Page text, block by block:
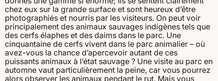
chez eux sur la grande surface et sont heureux d’être
photographiés et nourris par les visiteurs. On peut voir
principalement des animaux sauvages indigènes tels que
des cerfs élaphes et des daims dans le parc. Une
cinquantaine de cerfs vivent dans le parc animalier – où
avez-vous la chance d’apercevoir autant de ces
puissants animaux à l’état sauvage ? Une visite au parc en
automne vaut particulièrement la peine, car vous pourrez
alors observer les animaux pendant le rut. Mais vous